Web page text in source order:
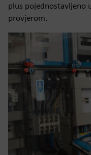
plus pojednostavljeno
provjerom.